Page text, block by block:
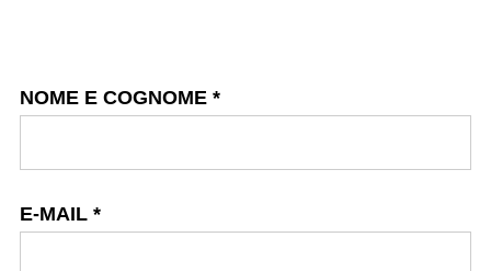
NOME E COGNOME *
E-MAIL *